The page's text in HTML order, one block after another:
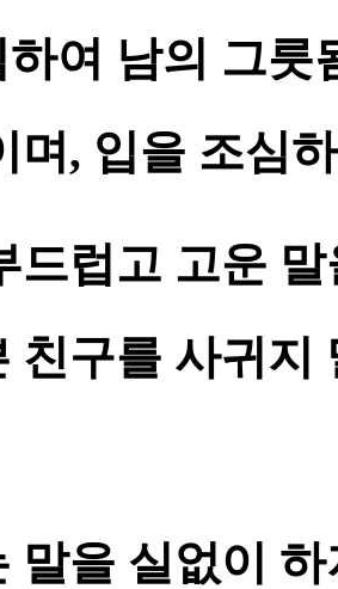
여 남의 그릇
며, 입을 조심
드럽고 고운
친구를 사귀지
말을 실없이